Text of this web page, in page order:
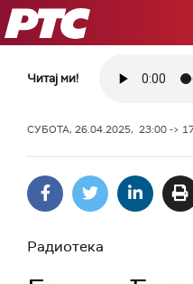
РТС
Читај ми!
СУБОТА, 26.04.2025, 23:00 ->
Радиотека